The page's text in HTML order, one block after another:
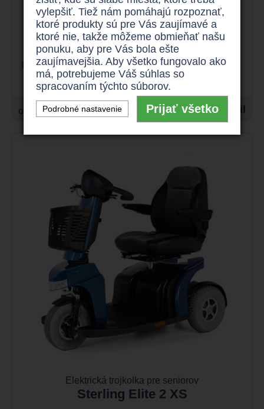
Elektrický skúter pre seniorov
Trophy Booster 6
až 15 km/h
175 kg
až 60 km
625 W
od 1.190 € Detail
Elektrická trojkolka pre seniorov
Sterling Elite 2 XS
vylepšiť. Tiež nám pomáhajú rozpoznať,
ktoré produkty sú pre Vás zaujímavé a
ktoré nie, takže môžeme obmieňať našu
ponuku, aby pre Vás bola ešte
zaujímavejšia. Aby všetko fungovalo ako
má, potrebujeme Váš súhlas so
spracovaním týchto súborov.
Podrobné nastavenie Prijať všetko